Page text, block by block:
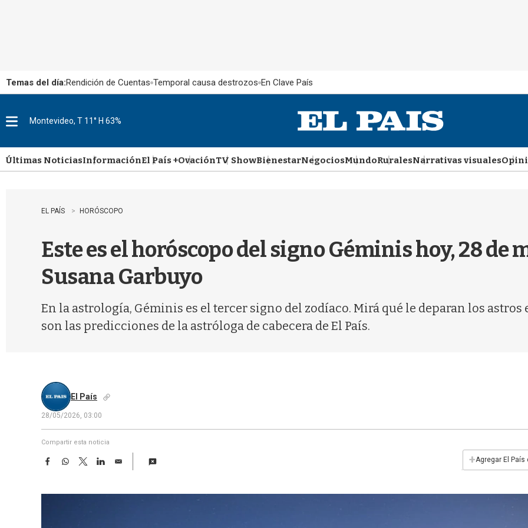
Temas del día:Rendición de Cuentas Temporal causa destrozos En Clave País
u
Montevideo, T 11° H 63%
Últimas NoticiasInformaciónEl País +OvaciónTV ShowBienestarNegociosMundoRuralesNarrativas visuales
EL PAÍS HORÓSCOPO
Este es el horóscopo del signo Géminis hoy, 28 de
Susana Garbuyo
En la astrología, Géminis es el tercer signo del zodíaco. Mirá qué le deparan los astros
son las predicciones de la astróloga de cabecera de El País.
El País
28/05/2026, 03:00
Compartir esta noticia
F
e
W
t
T
w
t
L
k
E
i
+Agregar El País